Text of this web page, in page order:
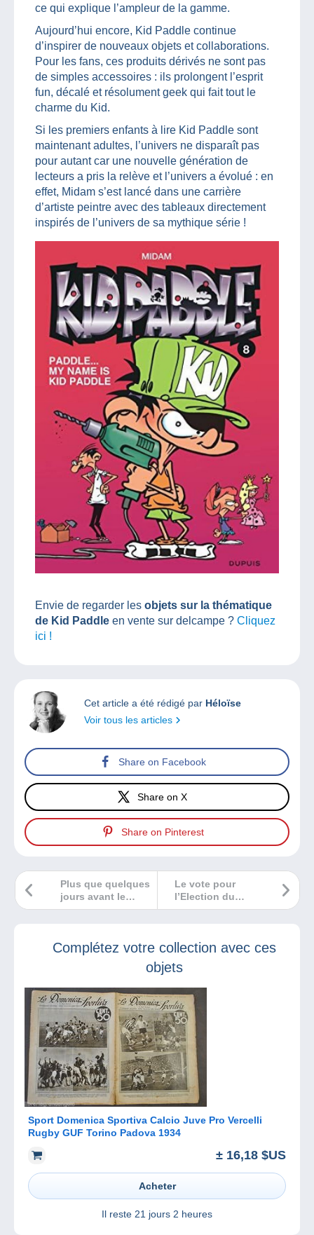
ce qui explique l’ampleur de la gamme.
Aujourd’hui encore, Kid Paddle continue
d’inspirer de nouveaux objets et collaborations.
Pour les fans, ces produits dérivés ne sont pas
de simples accessoires : ils prolongent l’esprit
fun, décalé et résolument geek qui fait tout le
charme du Kid.
Si les premiers enfants à lire Kid Paddle sont
maintenant adultes, l’univers ne disparaît pas
pour autant car une nouvelle génération de
lecteurs a pris la relève et l’univers a évolué : en
effet, Midam s’est lancé dans une carrière
d’artiste peintre avec des tableaux directement
inspirés de l’univers de sa mythique série !
Envie de regarder les objets sur la thématique
de Kid Paddle en vente sur delcampe ? Cliquez
ici !
Cet article a été rédigé par Héloïse
Voir tous les articles
Share on Facebook
Share on X
Share on Pinterest
Le vote pour
l’Election du
Timbre 2025
Plus que quelques
jours avant le
salon des
Complétez votre collection avec ces
objets
Sport Domenica Sportiva Calcio Juve Pro Vercelli
Rugby GUF Torino Padova 1934
± 16,18 $US
Acheter
Il reste 21 jours 2 heures